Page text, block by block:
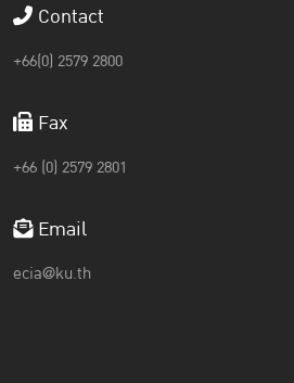
Contact
+66(0) 2579 2800
Fax
+66 (0) 2579 2801
Email
ecia@ku.th